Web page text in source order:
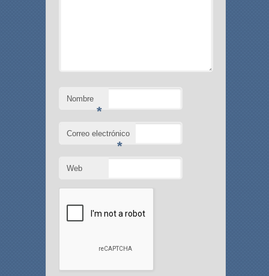
Nombre
*
Correo electrónico
*
Web